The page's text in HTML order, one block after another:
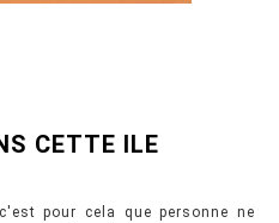
CETTE ILE
pour cela que personne ne